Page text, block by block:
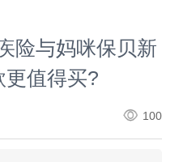
险与妈咪保贝新
值得买?
100